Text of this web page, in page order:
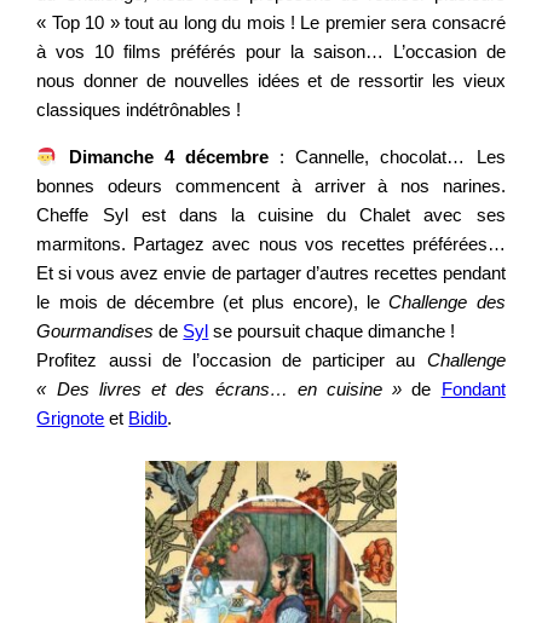
« Top 10 » tout au long du mois ! Le premier sera consacré
à vos 10 films préférés pour la saison… L’occasion de
nous donner de nouvelles idées et de ressortir les vieux
classiques indétrônables !
Dimanche 4 décembre: Cannelle, chocolat… Les
bonnes odeurs commencent à arriver à nos narines.
Cheffe Syl est dans la cuisine du Chalet avec ses
marmitons. Partagez avec nous vos recettes préférées…
Et si vous avez envie de partager d’autres recettes pendant
le mois de décembre (et plus encore), leChallenge des
Gourmandises de Syl se poursuit chaque dimanche !
Profitez aussi de l’occasion de participer au Challenge
« Des livres et des écrans… en cuisine » de
Fondant
Grignote et Bidib.